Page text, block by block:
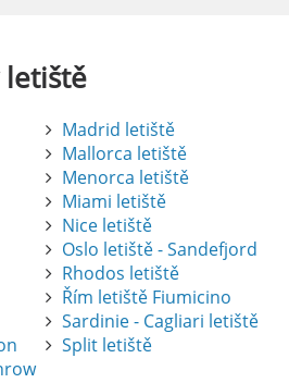
letiště
Madrid letiště
Mallorca letiště
Menorca letiště
Miami letiště
Nice letiště
Oslo letiště - Sandefjord
Rhodos letiště
Řím letiště Fiumicino
Sardinie - Cagliari letiště
Split letiště